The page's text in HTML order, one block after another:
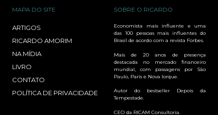
MAPA DO SITE
ARTIGOS
RICARDO AMORIM
NA MÍDIA
LIVRO
CONTATO
POLÍTICA DE PRIVACIDADE
SOBRE O RICARDO
Economista mais influente e uma
das 100 pessoas mais influentes do
Brasil de acordo com a revista Forbes.
Mais de 20 anos de presença
destacada no mercado financeiro
mundial, com passagens por São
Paulo, Paris e Nova Iorque.
Autor do bestseller Depois da
Tempestade.
CEO da RICAM Consultoria.